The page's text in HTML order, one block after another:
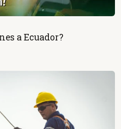
a Ecuador?